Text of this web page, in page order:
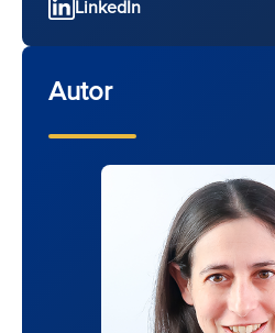
LinkedIn
Autor